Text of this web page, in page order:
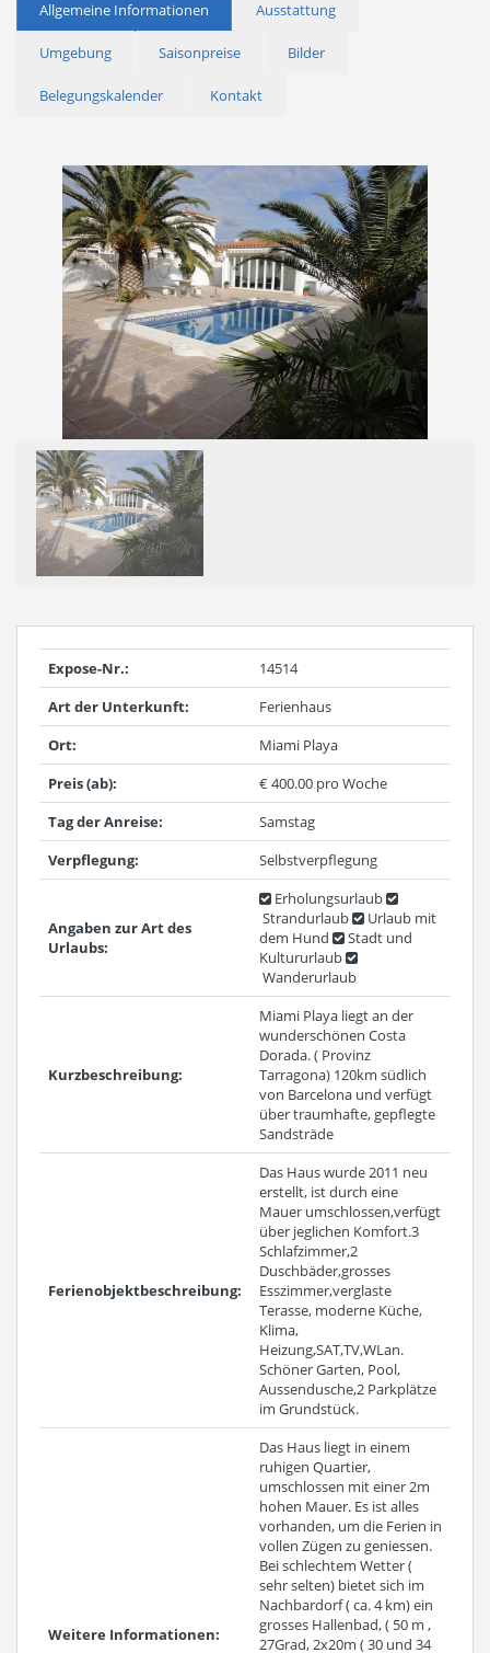
Allgemeine Informationen Ausstattung
Umgebung Saisonpreise Bilder
Belegungskalender Kontakt
Expose-Nr.:
14514
Art der Unterkunft:
Ferienhaus
Ort:
Miami Playa
Preis (ab):
€ 400.00 pro Woche
Tag der Anreise:
Samstag
Verpflegung:
Selbstverpflegung
Angaben zur Art des
Urlaubs:
Erholungsurlaub
Strandurlaub
Urlaub mit
dem Hund
Stadt und
Kultururlaub
Wanderurlaub
Kurzbeschreibung:
Miami Playa liegt an der
wunderschönen Costa
Dorada. ( Provinz
Tarragona) 120km südlich
von Barcelona und verfügt
über traumhafte, gepflegte
Sandsträde
Ferienobjektbeschreibung:
Das Haus wurde 2011 neu
erstellt, ist durch eine
Mauer umschlossen,verfügt
über jeglichen Komfort.3
Schlafzimmer,2
Duschbäder,grosses
Esszimmer,verglaste
Terasse, moderne Küche,
Klima,
Heizung,SAT,TV,WLan.
Schöner Garten, Pool,
Aussendusche,2 Parkplätze
im Grundstück.
Weitere Informationen:
Das Haus liegt in einem
ruhigen Quartier,
umschlossen mit einer 2m
hohen Mauer. Es ist alles
vorhanden, um die Ferien in
vollen Zügen zu geniessen.
Bei schlechtem Wetter (
sehr selten) bietet sich im
Nachbardorf ( ca. 4 km) ein
grosses Hallenbad, ( 50 m ,
27Grad, 2x20m ( 30 und 34